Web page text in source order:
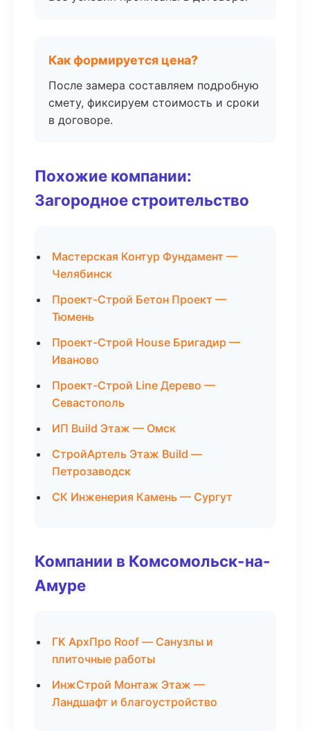
Как формируется цена?
После замера составляем подробную
смету, фиксируем стоимость и сроки
в договоре.
Похожие компании:
Загородное строительство
Мастерская Контур Фундамент —
Челябинск
Проект-Строй Бетон Проект —
Тюмень
Проект-Строй House Бригадир —
Иваново
Проект-Строй Line Дерево —
Севастополь
ИП Build Этаж — Омск
СтройАртель Этаж Build —
Петрозаводск
СК Инженерия Камень — Сургут
Компании в Комсомольск-на-
Амуре
ГК АрхПро Roof — Санузлы и
плиточные работы
ИнжСтрой Монтаж Этаж —
Ландшафт и благоустройство